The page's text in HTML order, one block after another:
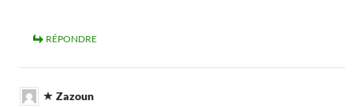
RÉPONDRE
Zazoun